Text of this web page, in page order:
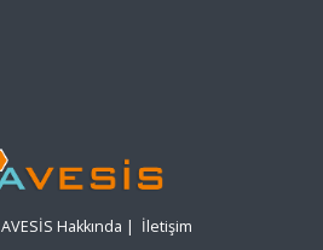
AVESİS Hakkında | İletişim